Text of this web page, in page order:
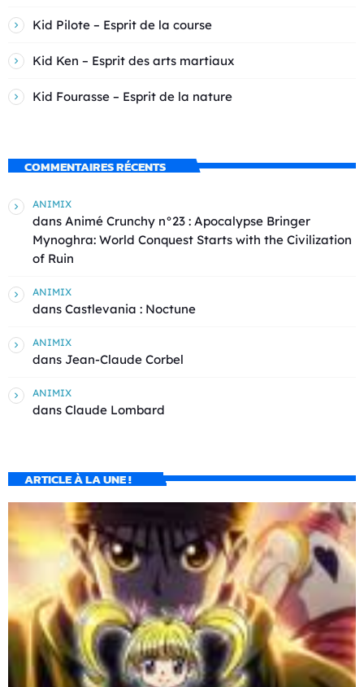
Kid Pilote – Esprit de la course
Kid Ken – Esprit des arts martiaux
Kid Fourasse – Esprit de la nature
COMMENTAIRES RÉCENTS
ANIMIX
dans Animé Crunchy n°23 : Apocalypse Bringer
Mynoghra: World Conquest Starts with the Civilization
of Ruin
ANIMIX
dans Castlevania : Noctune
ANIMIX
dans Jean-Claude Corbel
ANIMIX
dans Claude Lombard
ARTICLE À LA UNE !